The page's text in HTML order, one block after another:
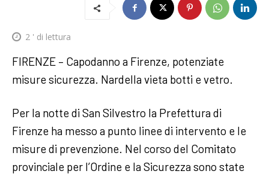
2 ' di lettura
FIRENZE – Capodanno a Firenze, potenziate
misure sicurezza. Nardella vieta botti e vetro.
Per la notte di San Silvestro la Prefettura di
Firenze ha messo a punto linee di intervento e le
misure di prevenzione. Nel corso del Comitato
provinciale per l’Ordine e la Sicurezza sono state